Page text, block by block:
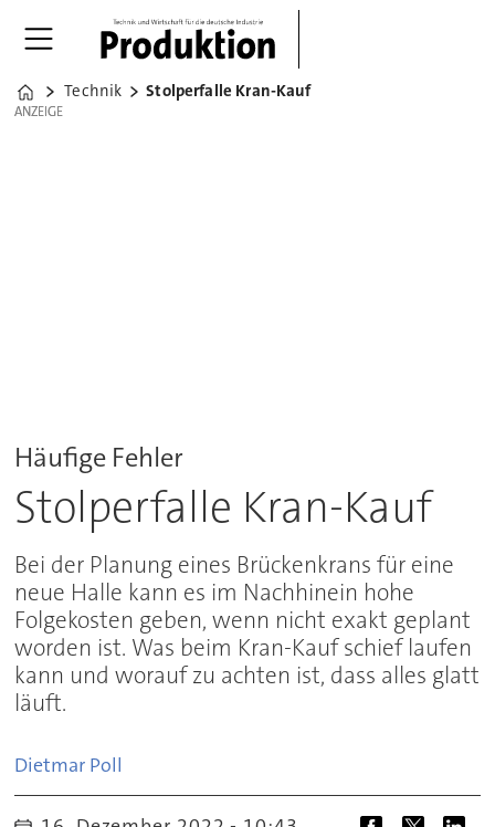
Home
Technik Stolperfalle Kran-Kauf
ANZEIGE
ANZEIGE
Häufige Fehler
Stolperfalle Kran-Kauf
Bei der Planung eines Brückenkrans für eine
neue Halle kann es im Nachhinein hohe
Folgekosten geben, wenn nicht exakt geplant
worden ist. Was beim Kran-Kauf schief laufen
kann und worauf zu achten ist, dass alles glatt
läuft.
Dietmar Poll